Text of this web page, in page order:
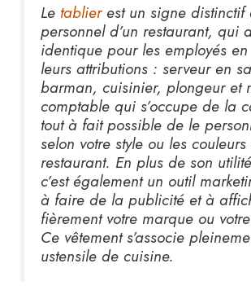
Le tablierest un signe distinctif
personnel d’un restaurant, qui
identique pour les employés
leurs attributions : serveur en
barman, cuisinier, plongeur et
comptable qui s’occupe de la
tout à fait possible de le
selon votre style ou les
restaurant. En plus de son
c’est également un outil
à faire de la publicité et à
fièrement votre marque ou
Ce vêtement s’associe
ustensile de cuisine.